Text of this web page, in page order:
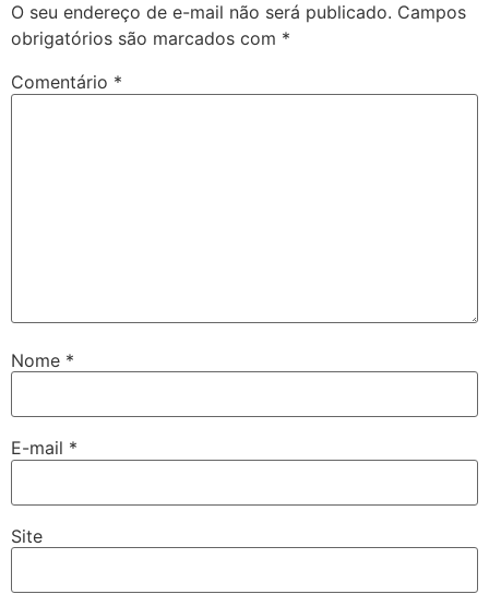
O seu endereço de e-mail não será publicado. Campos
obrigatórios são marcados com *
Comentário *
Nome *
E-mail *
Site